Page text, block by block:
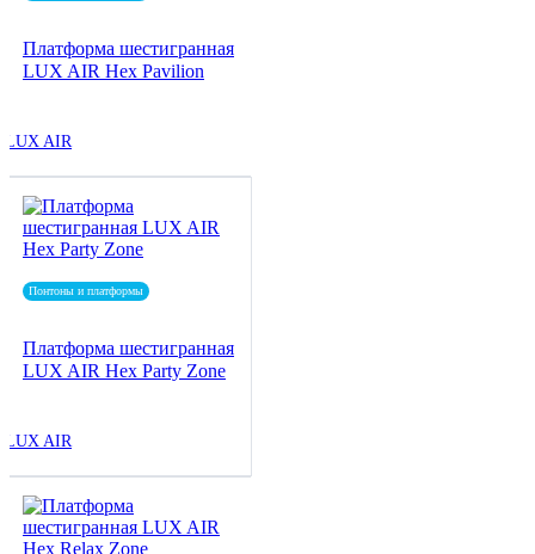
Платформа шестигранная
LUX AIR Hex Pavilion
LUX AIR
Понтоны и платформы
Платформа шестигранная
LUX AIR Hex Party Zone
LUX AIR